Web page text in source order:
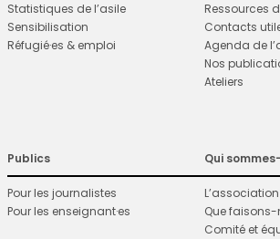
Statistiques de l’asile
Sensibilisation
Réfugié·es & emploi
Ressources
Contacts
Agenda de
Nos
Ateliers
Publics
Pour les journalistes
Pour les enseignant·es
Qui
L’association
Que faisons-
Comité et